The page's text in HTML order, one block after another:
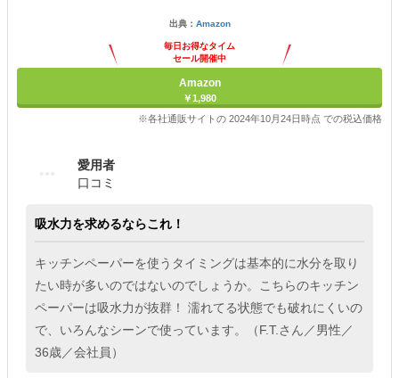
出典： Amazon
毎日お得なタイム
セール開催中
Amazon
￥1,980
※各社通販サイトの 2024年10月24日時点 での税込価格
愛用者
口コミ
吸水力を求めるならこれ！
キッチンペーパーを使うタイミングは基本的に水分を取り
たい時が多いのではないのでしょうか。こちらのキッチン
ペーパーは吸水力が抜群！ 濡れてる状態でも破れにくいの
で、いろんなシーンで使っています。（F.T.さん／男性／
36歳／会社員）